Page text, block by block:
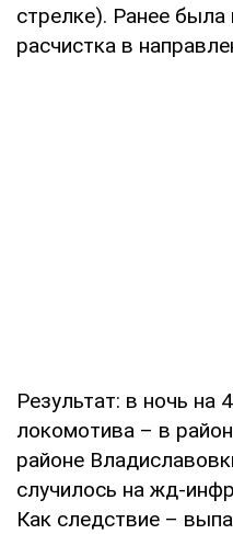
стрелке). Ранее
расчистка в
Результат: в ночь
локомотива – в
районе
случилось на жд-
Как следствие –